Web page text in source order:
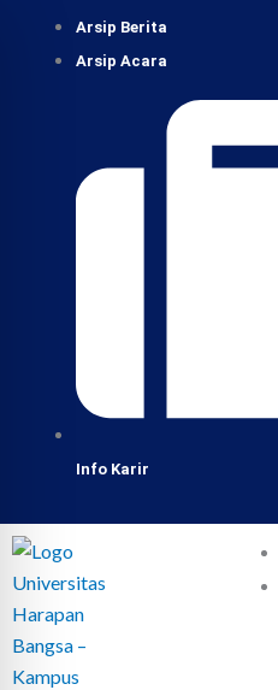
Arsip Berita
Arsip Acara
Info Karir